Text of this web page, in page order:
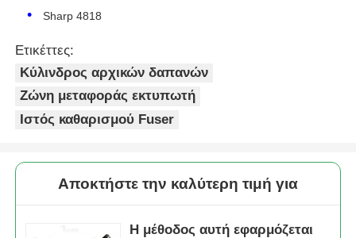
Sharp 4818
Ετικέττες:
Κύλινδρος αρχικών δαπανών
Ζώνη μεταφοράς εκτυπωτή
Ιστός καθαρισμού Fuser
Αποκτήστε την καλύτερη τιμή για
Η μέθοδος αυτή εφαρμόζεται